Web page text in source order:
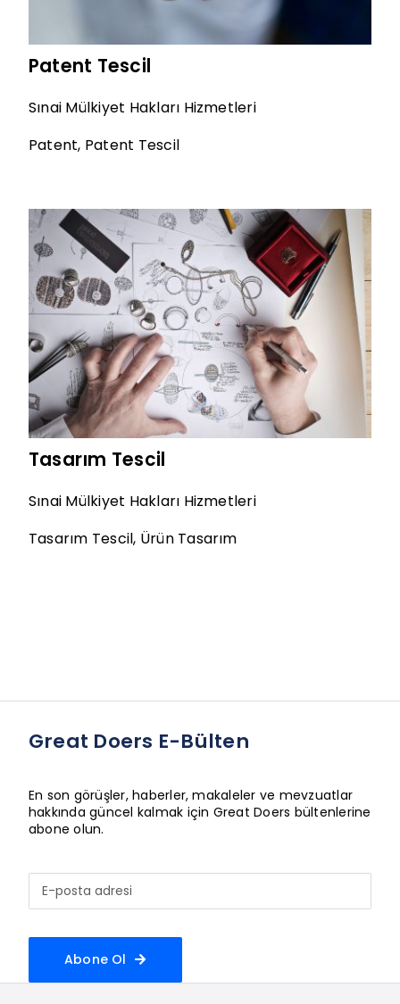
Patent Tescil
Sınai Mülkiyet Hakları Hizmetleri
Patent, Patent Tescil
Tasarım Tescil
Sınai Mülkiyet Hakları Hizmetleri
Tasarım Tescil, Ürün Tasarım
Great Doers E-Bülten
En son görüşler, haberler, makaleler ve mevzuatlar
hakkında güncel kalmak için Great Doers bültenlerine
abone olun.
Abone Ol